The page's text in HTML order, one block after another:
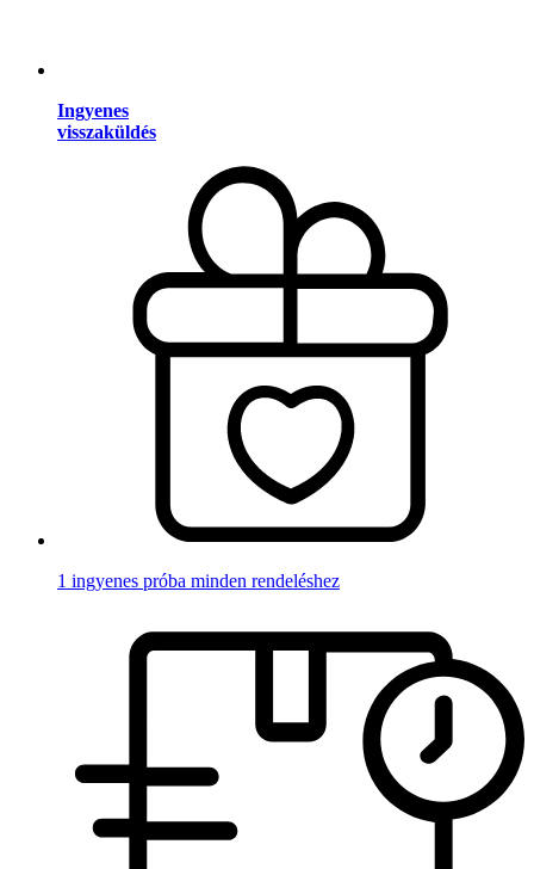
Ingyenes
visszaküldés
1 ingyenes próba minden rendeléshez